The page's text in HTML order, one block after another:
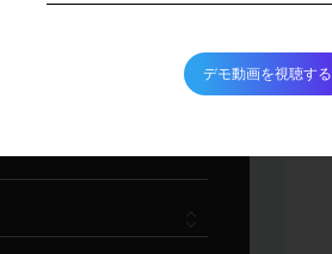
デモ動画を視聴する